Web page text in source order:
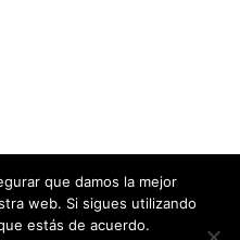
que damos la mejor
web. Si sigues utilizando
estás de acuerdo.